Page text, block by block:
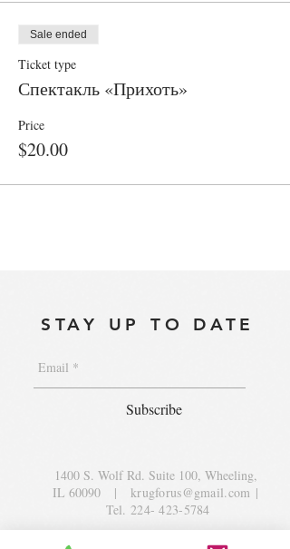
Sale ended
Ticket type
Спектакль «Прихоть»
Price
$20.00
STAY UP TO DATE
Subscribe
1400 S. Wolf Rd. Suite 100, Wheeling,
IL 60090 |krugforus@gmail.com |
Tel.224- 423-5784